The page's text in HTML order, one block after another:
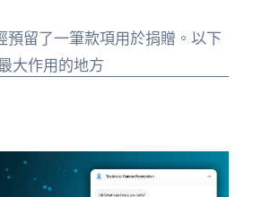
預留了一筆款項用於捐贈。以下
大作用的地方